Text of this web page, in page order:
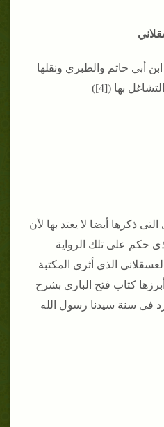
أبي حاتم والطبري ونقلها
بها ([4])
ذكرها أيضا لا يعتد بها لأن
حكم على تلك الرواية
الذى أثرى المكتبة
كتاب فتح البارى بشرح
فى سنة سيدنا رسول الله